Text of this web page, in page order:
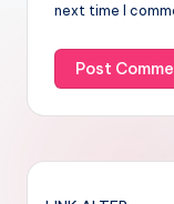
next time I